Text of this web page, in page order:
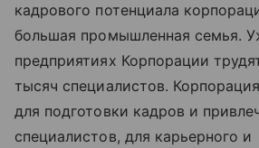
кадрового потенциала
большая промышленная семья.
предприятиях Корпорации
тысяч специалистов.
для подготовки кадров и
специалистов, для карьерного и